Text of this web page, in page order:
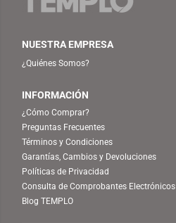
NUESTRA EMPRESA
¿Quiénes Somos?
INFORMACIÓN
¿Cómo Comprar?
Preguntas Frecuentes
Términos y Condiciones
Garantías, Cambios y Devoluciones
Políticas de Privacidad
Consulta de Comprobantes Electrónicos
Blog TEMPLO